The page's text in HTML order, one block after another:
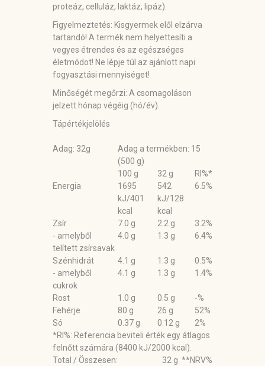
proteáz, celluláz, laktáz, lipáz).
Figyelmeztetés: Kisgyermek elől elzárva
tartandó! A termék nem helyettesíti a
vegyes étrendes és az egészséges
életmódot! Ne lépje túl az ajánlott napi
fogyasztási mennyiséget!
Minőségét megőrzi: A csomagoláson
jelzett hónap végéig (hó/év).
Tápértékjelölés
Adag: 32g
Adag a termékben: 15
(500 g)
100 g
32 g
RI%*
Energia
1695
kJ/401
kcal
542
kJ/128
kcal
6.5%
Zsír 7.0 g 2.2 g
3.2%
- amelyből
telített zsírsavak
4.0 g 1.3 g 6.4%
Szénhidrát 4.1 g 1.3 g
0.5%
- amelyből
cukrok
4.1 g 1.3 g 1.4%
Rost 1.0 g 0.5 g
-%
Fehérje
80 g 26 g
52%
Só
0.37 g 0.12 g
2%
*RI%: Referencia beviteli érték egy átlagos
felnőtt számára (8400 kJ/2000 kcal).
Total / Összesen:
32 g **NRV%